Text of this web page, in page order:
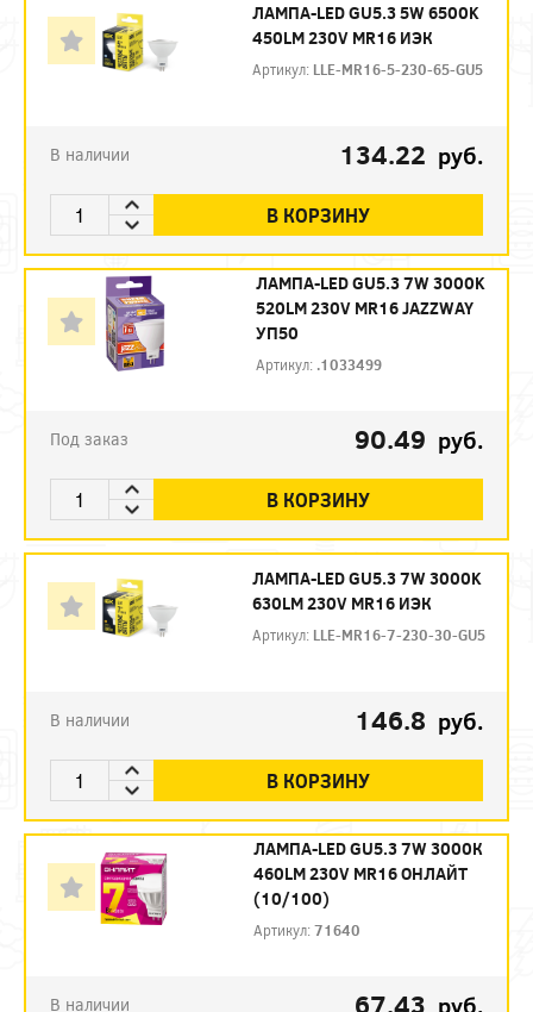
ЛАМПА-LED GU5.3 5W 6500K
450LM 230V MR16 ИЭК
Артикул: LLE-MR16-5-230-65-GU5
В наличии 134.22 руб.
В КОРЗИНУ
ЛАМПА-LED GU5.3 7W 3000K
520LM 230V MR16 JAZZWAY
УП50
Артикул: .1033499
Под заказ 90.49 руб.
В КОРЗИНУ
ЛАМПА-LED GU5.3 7W 3000K
630LM 230V MR16 ИЭК
Артикул: LLE-MR16-7-230-30-GU5
В наличии 146.8 руб.
В КОРЗИНУ
ЛАМПА-LED GU5.3 7W 3000К
460LM 230V MR16 ОНЛАЙТ
(10/100)
Артикул:71640
В наличии 67.43 руб.